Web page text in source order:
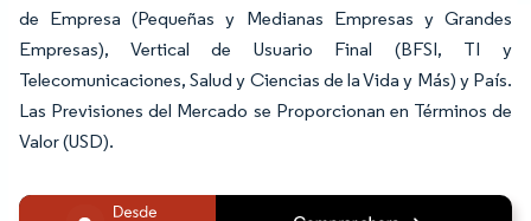
de Empresa (Pequeñas y Medianas Empresas y Grandes
Empresas), Vertical de Usuario Final (BFSI, TI y
Telecomunicaciones, Salud y Ciencias de la Vida y Más) y País.
Las Previsiones del Mercado se Proporcionan en Términos de
Valor (USD).